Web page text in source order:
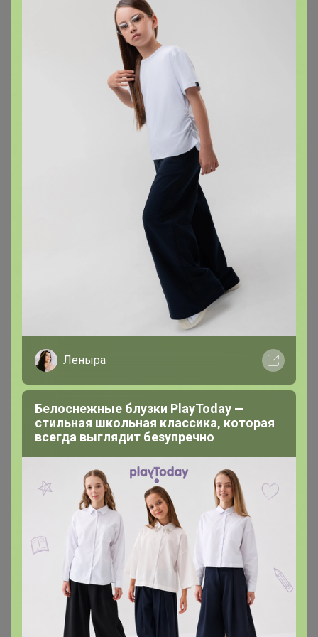
Сэнтя, мята, лепестки подсолнечника, малина,
шиповник, цветы мальвы.
«Букет сухого чая проявлен нотами цитруса, лимона,
мяты, цветов, вяленых фруктов».
Зеленый чай сэнтя с мятой, лепестками
подсолнечника, малиной, шиповником, цветами
мальвы. Букет сухого чая проявлен нотами цитруса,
лимона, мяты, цветов, вяленых фруктов.
Настой шершавый, тонкий, во вкусе проявлены
горчинка, кислинка, прохлада мяты. Послевкусие
цукатно-сливочное, с ноткой малины. Вкус легкий,
мягкий, спокойный. Напиток подойдет для
ежедневных чаепитий, когда хочется простого вкуса.
Заваривать в фарфоровом или стеклянном чайнике.
авторизоваться на сайте!
Это займет меньше минуты
Войти Зарегистрироваться
Леныра
Белоснежные блузки PlayToday —
стильная школьная классика, которая
всегда выглядит безупречно